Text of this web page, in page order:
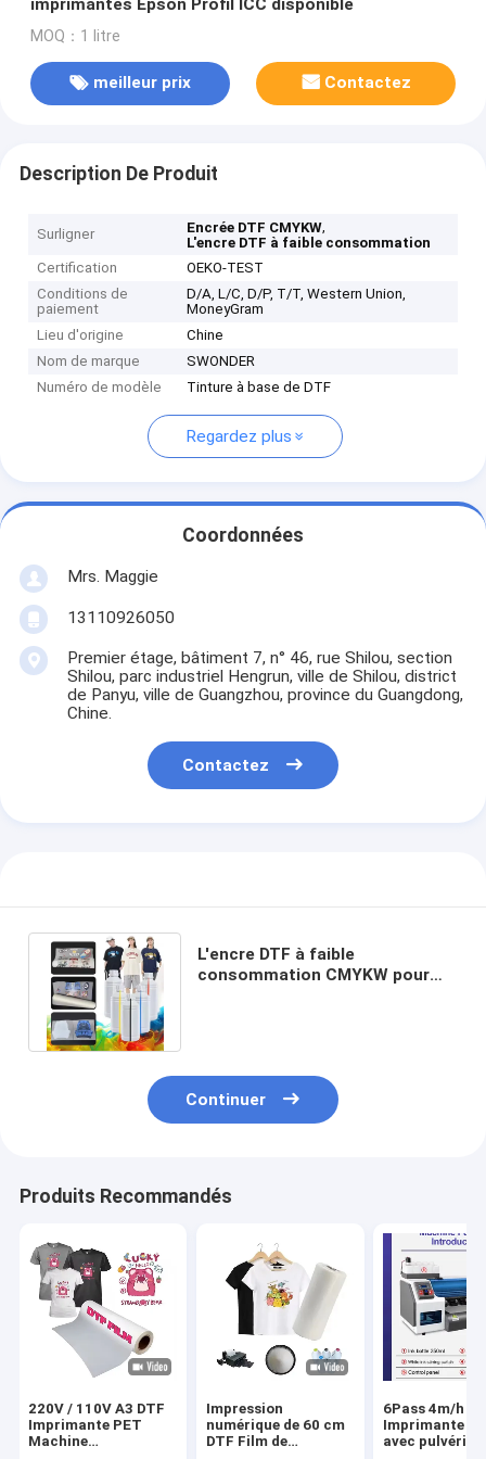
imprimantes Epson Profil ICC disponible
MOQ：1 litre
meilleur prix Contactez
Description De Produit
Surligner Encrée DTF CMYKW,
L'encre DTF à faible consommation
Certification
OEKO-TEST
Conditions de
paiement
D/A, L/C, D/P, T/T, Western Union,
MoneyGram
Lieu d'origine
Chine
Nom de marque
SWONDER
Numéro de modèle
Tinture à base de DTF
Regardez plus
Coordonnées
Mrs. Maggie
13110926050
Premier étage, bâtiment 7, n° 46, rue Shilou, section
Shilou, parc industriel Hengrun, ville de Shilou, district
de Panyu, ville de Guangzhou, province du Guangdong,
Chine.
Contactez
L'encre DTF à faible
consommation CMYKW pour
Continuer
Produits Recommandés
220V / 110V A3 DTF
Imprimante PET
Machine
Impression
numérique de 60 cm
DTF Film de
6Pass 4m/h
Imprimante
avec